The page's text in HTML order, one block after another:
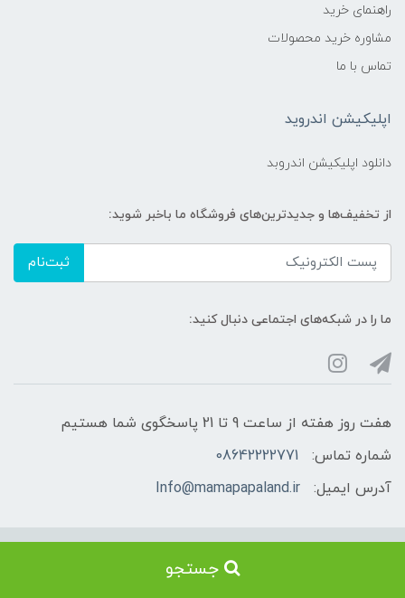
راهنمای خرید
مشاوره خرید محصولات
تماس با ما
اپلیکیشن اندروید
دانلود اپلیکیشن اندروبد
از تخفیف‌ها و جدیدترین‌های فروشگاه ما باخبر شوید:
ثبت‌نام
ما را در شبکه‌های اجتماعی دنبال کنید:
هفت روز هفته از ساعت 9 تا 21 پاسخگوی شما هستیم
شماره تماس:
08642222771
آدرس ایمیل:
Info@mamapapaland.ir
فروشگاه سیسمونی ماماپاپالند: مرجع برتر خرید
سیسمونی نوزاد با تنوع بی‌نظیر محصولات